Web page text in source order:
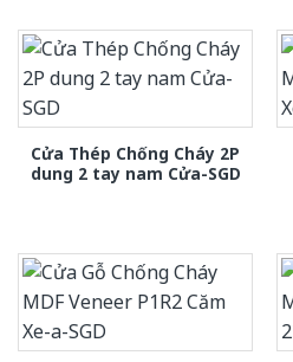
Cửa Thép Chống Cháy 2P
dung 2 tay nam Cửa-SGD